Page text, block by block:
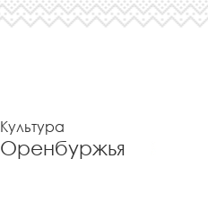
Культура
Оренбуржья